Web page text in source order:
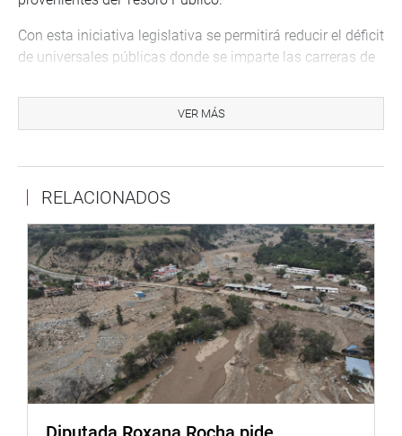
Con esta iniciativa legislativa se permitirá reducir el déficit
de universales públicas donde se imparte las carreras de
una disminución de la brecha existente actualmente en lo
referido a la cantidad de docentes disponibles que
VER MÁS
RELACIONADOS